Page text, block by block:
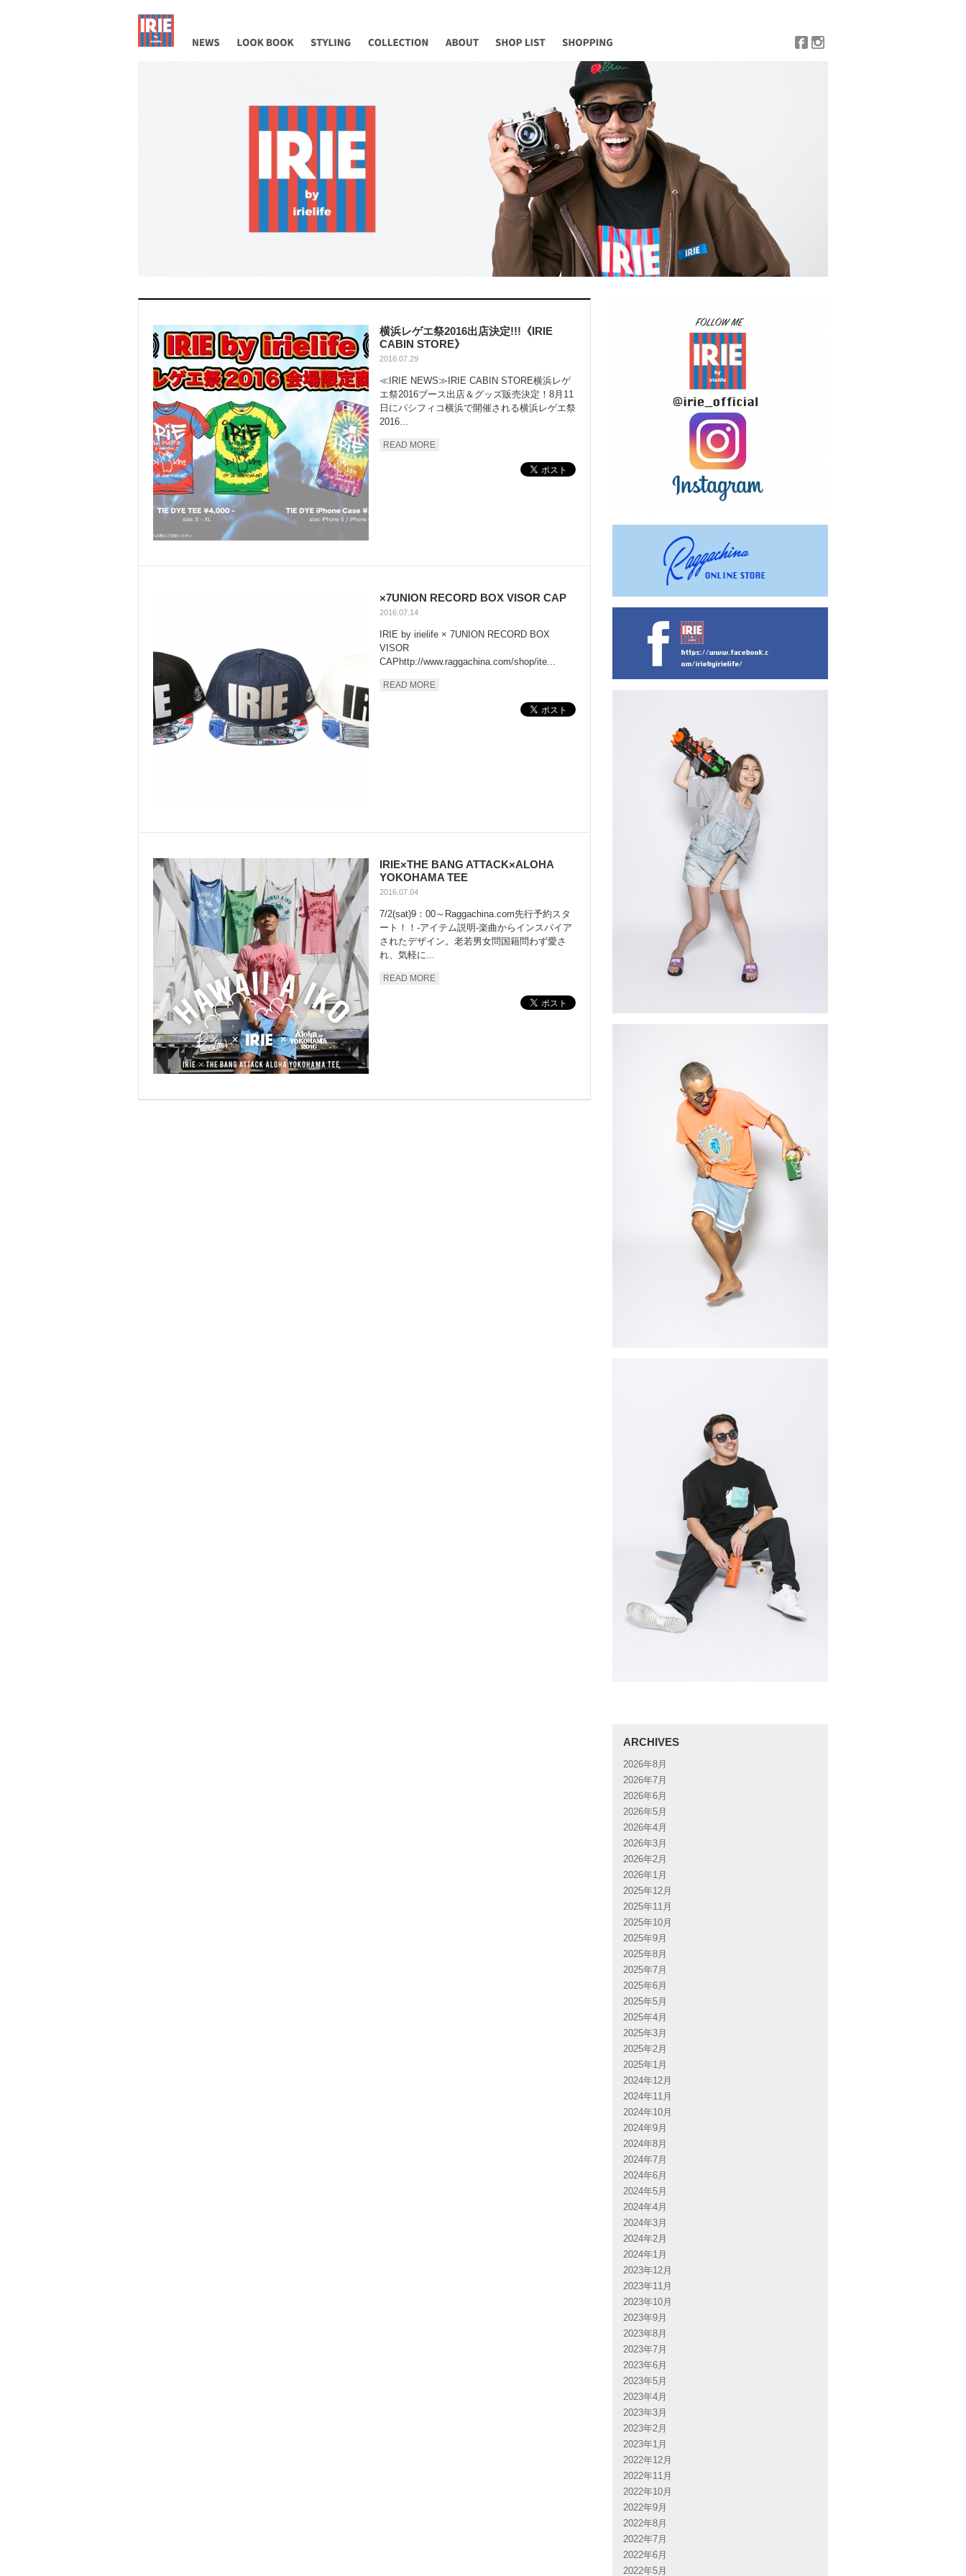
Shopping
ARCHIVES
2026年8月
2026年7月
2026年6月
2026年5月
2026年4月
2026年3月
2026年2月
2026年1月
2025年12月
2025年11月
2025年10月
2025年9月
2025年8月
2025年7月
2025年6月
2025年5月
2025年4月
2025年3月
2025年2月
2025年1月
2024年12月
2024年11月
2024年10月
2024年9月
2024年8月
2024年7月
2024年6月
2024年5月
2024年4月
2024年3月
2024年2月
2024年1月
2023年12月
2023年11月
2023年10月
2023年9月
2023年8月
2023年7月
2023年6月
2023年5月
2023年4月
2023年3月
2023年2月
2023年1月
2022年12月
2022年11月
2022年10月
2022年9月
2022年8月
2022年7月
2022年6月
2022年5月
横浜レゲエ祭2016出店決定!!!《IRIE
CABIN STORE》
2016.07.29
≪IRIE NEWS≫IRIE CABIN STORE横浜レゲ
エ祭2016ブース出店＆グッズ販売決定！8月11
日にパシフィコ横浜で開催される横浜レゲエ祭
2016...
READ MORE
×7UNION RECORD BOX VISOR CAP
2016.07.14
IRIE by irielife × 7UNION RECORD BOX
VISOR
CAPhttp://www.raggachina.com/shop/ite...
READ MORE
IRIE×THE BANG ATTACK×ALOHA
YOKOHAMA TEE
2016.07.04
7/2(sat)9：00～Raggachina.com先行予約スタ
ート！！-アイテム説明-楽曲からインスパイア
されたデザイン。老若男女問国籍問わず愛さ
れ、気軽に...
READ MORE